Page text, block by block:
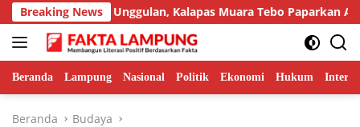
Langsung
ke
konten
Breaking News
Inovasi Unggulan, Kalapas Muara Tebo Paparkan Anev
Beranda Lampung Nasional Politik Ekonomi Hukum
Beranda Budaya